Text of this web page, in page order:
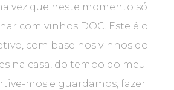
vez que neste momento só
com vinhos DOC. Este é o
com base nos vinhos do
na casa, do tempo do meu
mos e guardamos, fazer